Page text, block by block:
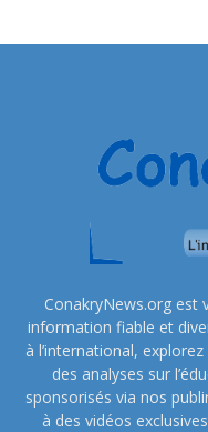
ConakryNews.org est
information fiable et
à l’international,
des analyses sur
sponsorisés via nos
à des vidéos